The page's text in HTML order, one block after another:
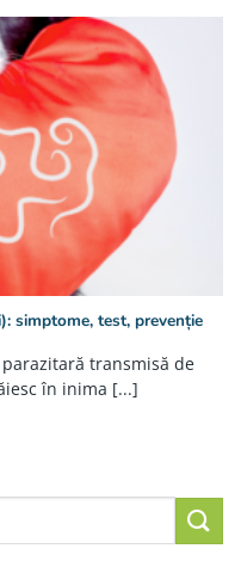
simptome, test, prevenție
transmisă de
în inima [...]